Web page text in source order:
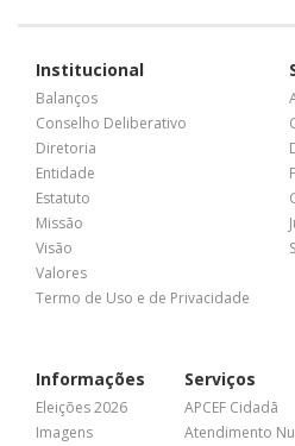
Institucional
Balanços
Conselho Deliberativo
Diretoria
Entidade
Estatuto
Missão
Visão
Valores
Termo de Uso e de Privacidade
Informações
Eleições 2026
Imagens
Serviços
APCEF Cidadã
Atendimento